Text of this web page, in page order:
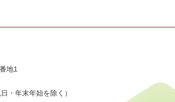
地1
・年末年始を除く）